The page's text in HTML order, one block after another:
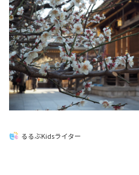
るるぶKidsライター